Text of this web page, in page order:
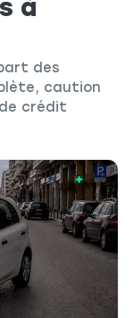
à
des
caution
crédit